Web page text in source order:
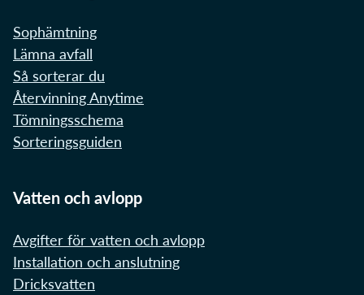
Sophämtning
Lämna avfall
Så sorterar du
Återvinning Anytime
Tömningsschema
Sorteringsguiden
Vatten och avlopp
Avgifter för vatten och avlopp
Installation och anslutning
Dricksvatten